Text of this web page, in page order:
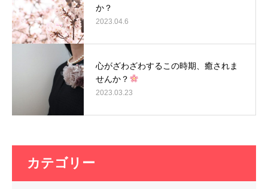
か？
2023.04.6
心がざわざわするこの時期、癒されま
せんか？
2023.03.23
カテゴリー